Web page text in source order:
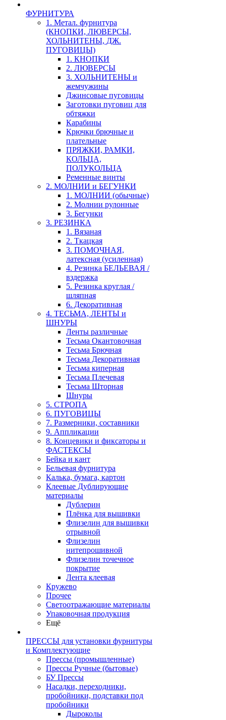
ФУРНИТУРА
1. Метал. фурнитура
(КНОПКИ, ЛЮВЕРСЫ,
ХОЛЬНИТЕНЫ, ДЖ.
ПУГОВИЦЫ)
1. КНОПКИ
2. ЛЮВЕРСЫ
3. ХОЛЬНИТЕНЫ и
жемчужины
Джинсовые пуговицы
Заготовки пуговиц для
обтяжки
Карабины
Крючки брючные и
плательные
ПРЯЖКИ, РАМКИ,
КОЛЬЦА,
ПОЛУКОЛЬЦА
Ременные винты
2. МОЛНИИ и БЕГУНКИ
1. МОЛНИИ (обычные)
2. Молнии рулонные
3. Бегунки
3. РЕЗИНКА
1. Вязаная
2. Ткацкая
3. ПОМОЧНАЯ,
латексная (усиленная)
4. Резинка БЕЛЬЕВАЯ /
вздержка
5. Резинка круглая /
шляпная
6. Декоративная
4. ТЕСЬМА, ЛЕНТЫ и
ШНУРЫ
Ленты различные
Тесьма Окантовочная
Тесьма Брючная
Тесьма Декоративная
Тесьма киперная
Тесьма Плечевая
Тесьма Шторная
Шнуры
5. СТРОПА
6. ПУГОВИЦЫ
7. Размерники, составники
9. Аппликации
8. Концевики и фиксаторы и
ФАСТЕКСЫ
Бейка и кант
Бельевая фурнитура
Калька, бумага, картон
Клеевые Дублирующие
материалы
Дублерин
Плёнка для вышивки
Флизелин для вышивки
отрывной
Флизелин
нитепрошивной
Флизелин точечное
покрытие
Лента клеевая
Кружево
Прочее
Светоотражающие материалы
Упаковочная продукция
Ещё
ПРЕССЫ для установки фурнитуры
и Комплектующие
Прессы (промышленные)
Прессы Ручные (бытовые)
БУ Прессы
Насадки, переходники,
пробойники, подставки под
пробойники
Дыроколы